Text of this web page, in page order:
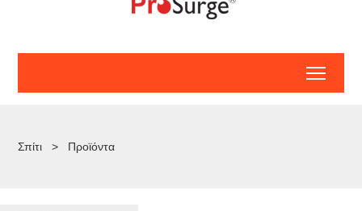
Σπίτι > Προϊόντα